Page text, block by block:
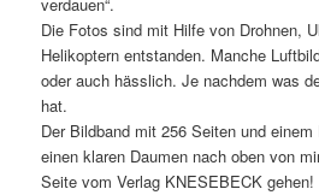
Die Fotos sind mit Hilfe von Drohnen,
Helikoptern entstanden. Manche
oder auch hässlich. Je nachdem was
hat.
Der Bildband mit 256 Seiten und
einen klaren Daumen nach oben von
Seite vom Verlag KNESEBECK gehen!